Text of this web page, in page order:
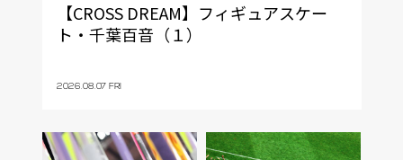
【CROSS DREAM】フィギュアスケー
ト・千葉百音（１）
2026.08.07 FRI